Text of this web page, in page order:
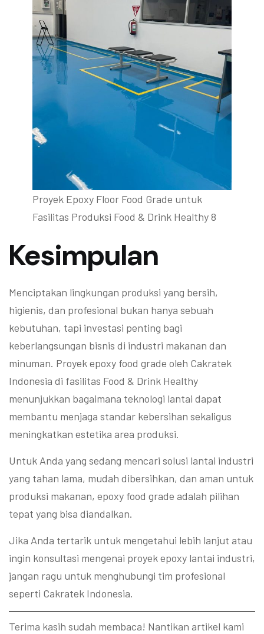
Proyek Epoxy Floor Food Grade untuk
Fasilitas Produksi Food & Drink Healthy 8
Kesimpulan
Menciptakan lingkungan produksi yang bersih,
higienis, dan profesional bukan hanya sebuah
kebutuhan, tapi investasi penting bagi
keberlangsungan bisnis di industri makanan dan
minuman. Proyek epoxy food grade oleh Cakratek
Indonesia di fasilitas Food & Drink Healthy
menunjukkan bagaimana teknologi lantai dapat
membantu menjaga standar kebersihan sekaligus
meningkatkan estetika area produksi.
Untuk Anda yang sedang mencari solusi lantai industri
yang tahan lama, mudah dibersihkan, dan aman untuk
produksi makanan, epoxy food grade adalah pilihan
tepat yang bisa diandalkan.
Jika Anda tertarik untuk mengetahui lebih lanjut atau
ingin konsultasi mengenai proyek epoxy lantai industri,
jangan ragu untuk menghubungi tim profesional
seperti Cakratek Indonesia.
Terima kasih sudah membaca! Nantikan artikel kami